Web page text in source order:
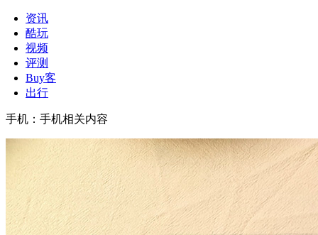
资讯
酷玩
视频
评测
Buy客
出行
手机 ： 手机相关内容